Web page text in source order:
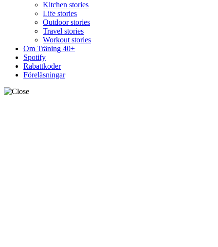
Kitchen stories
Life stories
Outdoor stories
Travel stories
Workout stories
Om Träning 40+
Spotify
Rabattkoder
Föreläsningar